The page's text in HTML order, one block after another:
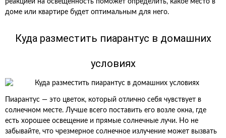
реакцией на освещенность поможет определить, какое место в
доме или квартире будет оптимальным для него.
Куда разместить пиарантус в домашних
условиях
Пиарантус — это цветок, который отлично себя чувствует в
солнечном месте. Лучше всего поставить его возле окна, где
есть хорошее освещение и прямые солнечные лучи. Но не
забывайте, что чрезмерное солнечное излучение может вызвать